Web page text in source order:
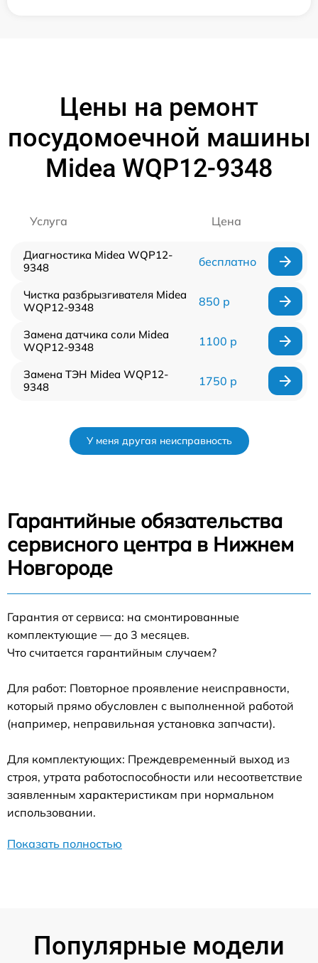
Цены на ремонт
посудомоечной машины
Midea WQP12-9348
Услуга Цена
Диагностика Midea WQP12-
9348
бесплатно
Чистка разбрызгивателя Midea
WQP12-9348
850 р
Замена датчика соли Midea
WQP12-9348
1100 р
Замена ТЭН Midea WQP12-
9348
1750 р
У меня другая неисправность
Гарантийные обязательства
сервисного центра в Нижнем
Новгороде
Гарантия от сервиса: на смонтированные
комплектующие — до 3 месяцев.
Что считается гарантийным случаем?
Для работ: Повторное проявление неисправности,
который прямо обусловлен с выполненной работой
(например, неправильная установка запчасти).
Для комплектующих: Преждевременный выход из
строя, утрата работоспособности или несоответствие
заявленным характеристикам при нормальном
использовании.
Показать полностью
Популярные модели